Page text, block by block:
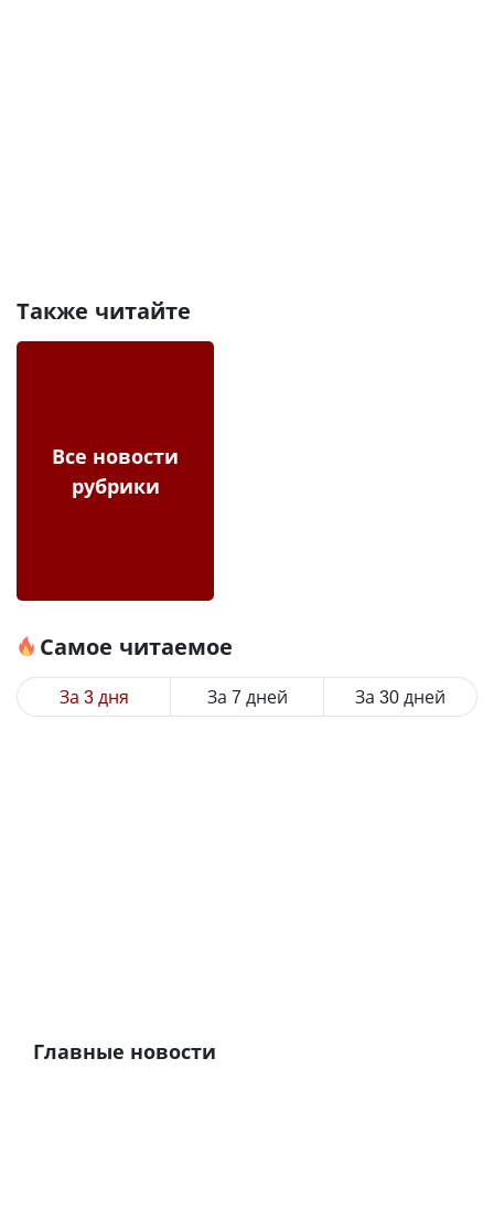
Также читайте
Все новости
рубрики
Самое читаемое
За 3 дня За 7 дней За 30 дней
Главные новости